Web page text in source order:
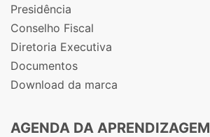
Presidência
Conselho Fiscal
Diretoria Executiva
Documentos
Download da marca
AGENDA DA APRENDIZAGEM